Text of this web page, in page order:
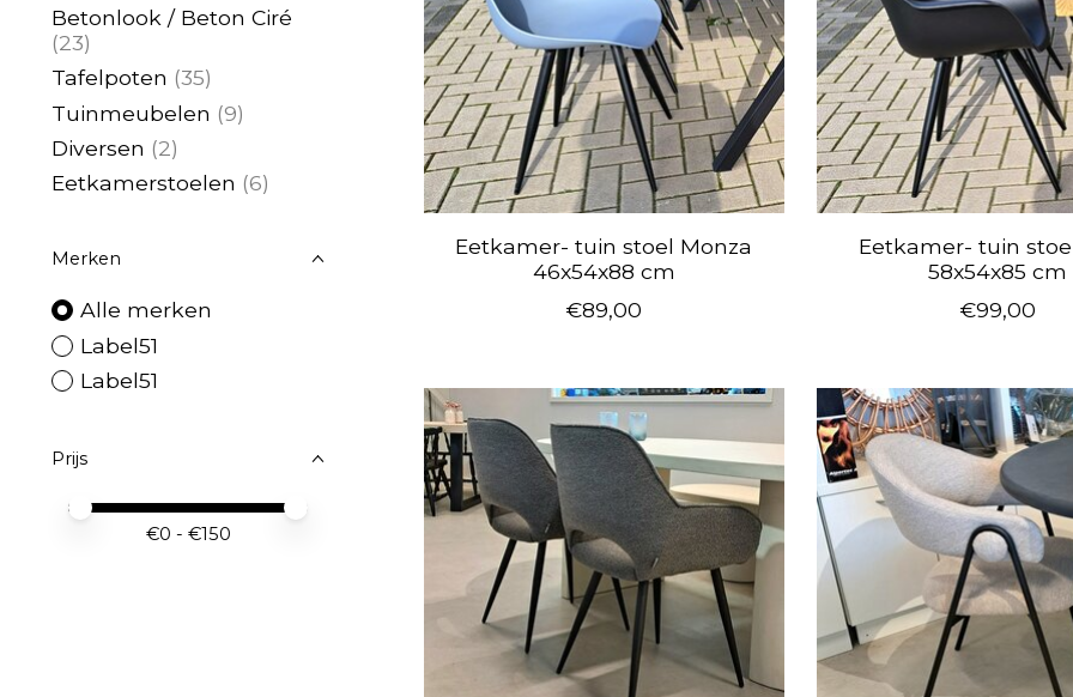
Betonlook / Beton Ciré
(23)
Tafelpoten (35)
Tuinmeubelen (9)
Diversen (2)
Eetkamerstoelen (6)
Merken
Alle merken
Label51
Label51
Prijs
Minimale prijswaarde
Price maximum value
€0 - €150
Eetkamer- tuin stoel Monza
46x54x88 cm
€89,00
Eetkamer- tuin
58x54x85 cm
€99,00